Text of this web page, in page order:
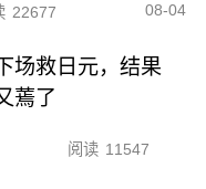
22677 08-04
场救日元，结果
蔫了
阅读 11547